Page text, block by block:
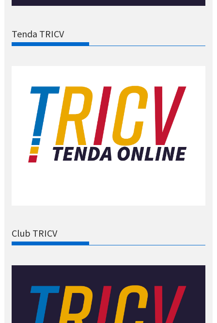
Tenda TRICV
Club TRICV